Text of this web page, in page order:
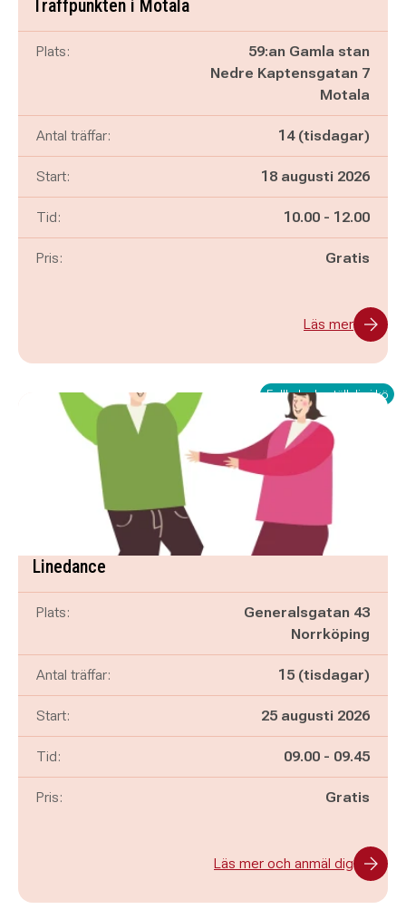
Träffpunkten i Motala
Plats:
59:an Gamla stan
Nedre Kaptensgatan 7
Motala
Antal träffar: 14 (tisdagar)
Start: 18 augusti 2026
Tid: Pågår mellan
10.00 - och
12.00
Pris: Gratis
Läs mer
Fullbokad - ställ dig i kö
Linedance
Plats:
Generalsgatan 43
Norrköping
Antal träffar: 15 (tisdagar)
Start: 25 augusti 2026
Tid: Pågår mellan
09.00 - och
09.45
Pris: Gratis
Läs mer och anmäl dig